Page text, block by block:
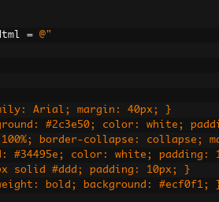
=
@"
family: Arial; margin: 40px; }
background: #2c3e50; color: white;
100%; border-collapse:
#34495e; color: white; padding:
1px solid #ddd; padding: 10px; }
weight: bold; background: #ecf0f1;